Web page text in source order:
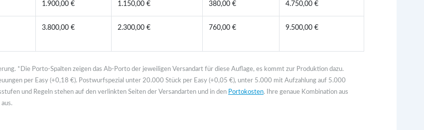
1.900,00 € 1.150,00 € 380,00 € 4.750,00 €
3.800,00 € 2.300,00 € 760,00 € 9.500,00 €
*Die Porto-Spalten zeigen das Ab-Porto der jeweiligen Versandart für diese Auflage, es kommt zur Produktion dazu.
per Easy (+0,18 €). Postwurfspezial unter 20.000 Stück per Easy (+0,05 €), unter 5.000 mit Aufzahlung auf 5.000
und Regeln stehen auf den verlinkten Seiten der Versandarten und in den Portokosten. Ihre genaue Kombination aus